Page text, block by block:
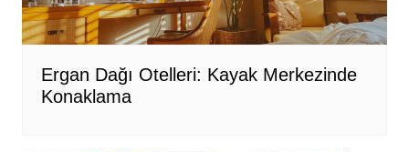
Ergan Dağı Otelleri: Kayak Merkezinde
Konaklama